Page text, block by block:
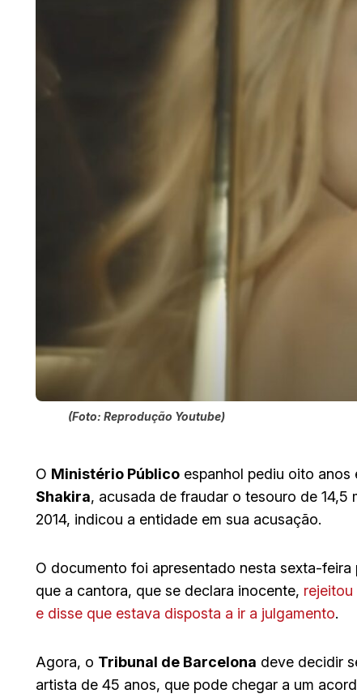
(Foto: Reprodução Youtube)
O Ministério Público espanhol pediu oito anos
Shakira, acusada de fraudar o tesouro de 14,5
2014, indicou a entidade em sua acusação.
O documento foi apresentado nesta sexta-
que a cantora, que se declara inocente,
e disse que estava disposta a ir a julgamento.
Agora, o Tribunal de Barcelona deve decidir
artista de 45 anos, que pode chegar a um